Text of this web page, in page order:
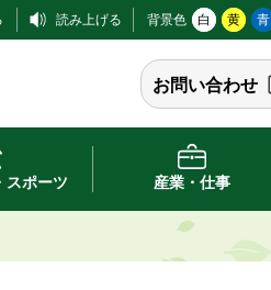
読み上げる 背景色 白 黄 青
お問い合わせ
スポーツ 産業・仕事